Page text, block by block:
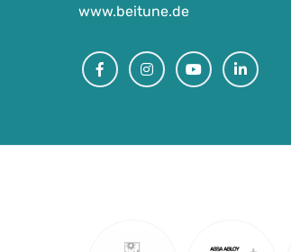
www.beitune.de
FacebookInstagramYoutubeLinkedin